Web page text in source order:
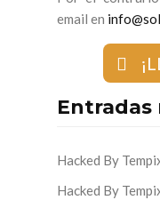
email en
Entradas
Hacked By
Hacked By